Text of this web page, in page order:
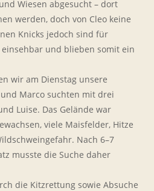
Wiesen abgesucht – dort
werden, doch von Cleo keine
Knicks jedoch sind für
und blieben somit ein
wir am Dienstag unsere
Marco suchten mit drei
Luise. Das Gelände war
viele Maisfelder, Hitze
Nach 6–7
musste die Suche daher
die Kitzrettung sowie Absuche